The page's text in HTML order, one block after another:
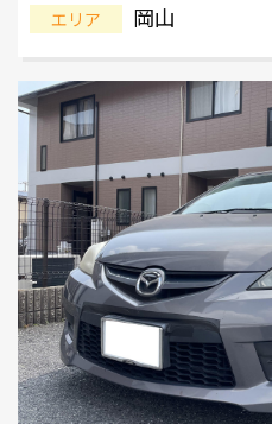
エリア 岡山